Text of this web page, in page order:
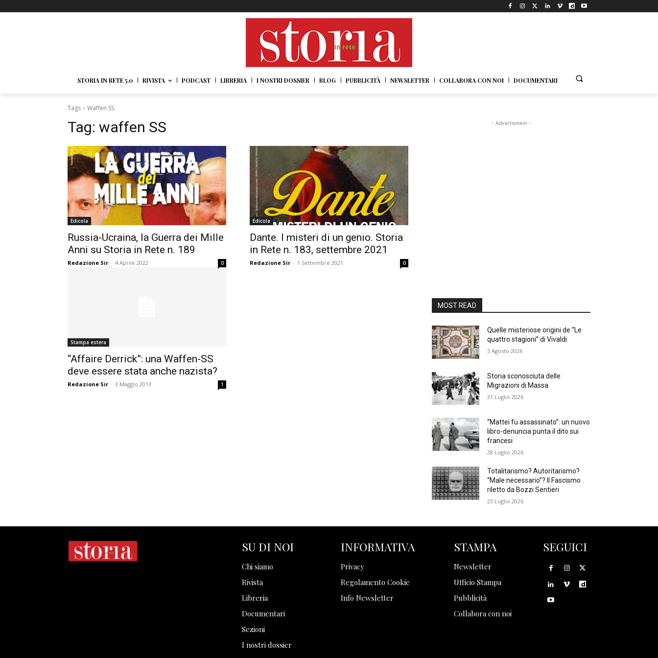
STORIA IN RETE 5.0 RIVISTA PODCAST LIBRERIA I NOSTRI DOSSIER BLOG PUBBLICITÀ NEWSLETTER COLLABORA CON NOI DOCUMENTARI
Tags Waffen SS
Tag: waffen SS
Edicola
Russia-Ucraina, la Guerra dei Mille
Anni su Storia in Rete n. 189
Redazione Sir - 4 Aprile 2022 0
Edicola
Dante. I misteri di un genio. Storia
in Rete n. 183, settembre 2021
Redazione Sir - 1 Settembre 2021 0
Stampa estera
“Affaire Derrick”: una Waffen-SS
deve essere stata anche nazista?
Redazione Sir - 3 Maggio 2013 1
- Advertisment -
MOST READ
Quelle misteriose origini de “Le
quattro stagioni” di Vivaldi
5 Agosto 2026
Storia sconosciuta delle
Migrazioni di Massa
31 Luglio 2026
“Mattei fu assassinato”: un nuovo
libro-denuncia punta il dito sui
francesi
28 Luglio 2026
Totalitarismo? Autoritarismo?
“Male necessario”? Il Fascismo
riletto da Bozzi Sentieri
23 Luglio 2026
SU DI NOI
Chi siamo
Rivista
Libreria
Documentari
Sezioni
I nostri dossier
INFORMATIVA
Privacy
Regolamento Cookie
Info Newsletter
STAMPA
Newsletter
Ufficio Stampa
Pubblicità
Collabora con noi
SEGUICI